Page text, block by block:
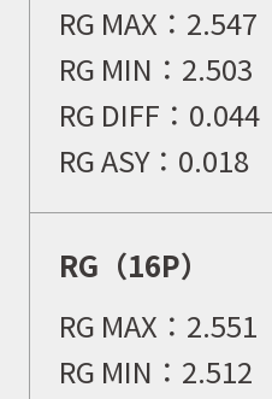
RG MAX： 2.547
RG MIN： 2.503
RG DIFF： 0.044
RG ASY： 0.018
RG（16P）
RG MAX： 2.551
RG MIN： 2.512